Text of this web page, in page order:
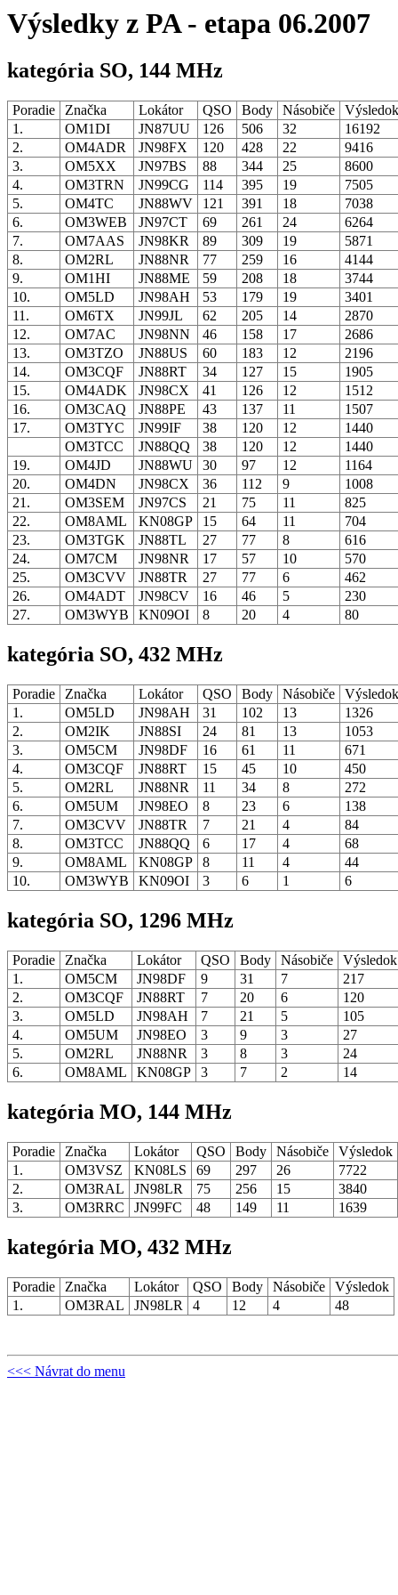
Výsledky z PA - etapa 06.2007
kategória SO, 144 MHz
Poradie Značka Lokátor QSO Body Násobiče
1.
OM1DI JN87UU 126 506 32
16192
2.
OM4ADR JN98FX 120 428 22
9416
3.
OM5XX JN97BS 88 344 25
8600
4.
OM3TRN JN99CG 114 395 19
7505
5.
OM4TC JN88WV 121 391 18
7038
6.
OM3WEB JN97CT 69 261 24
6264
7.
OM7AAS JN98KR 89 309 19
5871
8.
OM2RL JN88NR 77 259 16
4144
9.
OM1HI JN88ME 59 208 18
3744
10.
OM5LD JN98AH 53 179 19
3401
11.
OM6TX JN99JL 62 205 14
2870
12.
OM7AC JN98NN 46 158 17
2686
13.
OM3TZO JN88US 60 183 12
2196
14.
OM3CQF JN88RT 34 127 15
1905
15.
OM4ADK JN98CX 41 126 12
1512
16.
OM3CAQ JN88PE 43 137 11
1507
17.
OM3TYC JN99IF 38 120 12
1440
OM3TCC
JN88QQ 38 120 12
1440
19.
OM4JD JN88WU 30 97 12
1164
20.
OM4DN JN98CX 36 112 9
1008
21.
OM3SEM JN97CS 21 75 11
825
22.
OM8AML KN08GP 15 64 11
704
23.
OM3TGK JN88TL 27 77 8
616
24.
OM7CM JN98NR 17 57 10
570
25.
OM3CVV JN88TR 27 77 6
462
26.
OM4ADT JN98CV 16 46 5
230
27.
OM3WYB KN09OI 8 20 4 80
kategória SO, 432 MHz
Poradie Značka Lokátor QSO Body Násobiče
1.
OM5LD JN98AH 31 102 13
1326
2.
OM2IK JN88SI 24 81 13
1053
3.
OM5CM JN98DF 16 61 11
671
4.
OM3CQF JN88RT 15 45 10
450
5.
OM2RL JN88NR 11 34 8
272
6.
OM5UM JN98EO 8 23 6
138
7.
OM3CVV JN88TR 7 21 4
84
8.
OM3TCC JN88QQ 6 17 4
68
9.
OM8AML KN08GP 8 11 4
44
10.
OM3WYB KN09OI 3 6 1 6
kategória SO, 1296 MHz
Poradie Značka Lokátor QSO Body Násobiče
1.
OM5CM JN98DF 9 31 7
217
2.
OM3CQF JN88RT 7 20 6
120
3.
OM5LD JN98AH 7 21 5
105
4.
OM5UM JN98EO 3 9 3
27
5.
OM2RL JN88NR 3 8 3
24
6.
OM8AML KN08GP 3 7 2 14
kategória MO, 144 MHz
Poradie Značka Lokátor QSO Body Násobiče
Výsledok
1.
OM3VSZ KN08LS 69 297 26
7722
2.
OM3RAL JN98LR 75 256 15
3840
3.
OM3RRC JN99FC 48 149 11 1639
kategória MO, 432 MHz
Poradie Značka Lokátor QSO Body Násobiče
Výsledok
1.
OM3RAL JN98LR 4 12 4 48
<<< Návrat do menu